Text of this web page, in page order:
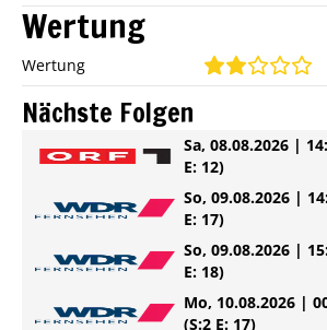
Wertung
Wertung
Nächste Folgen
Sa, 08.08.2026 |
E: 12)
So, 09.08.2026 |
E: 17)
So, 09.08.2026 |
E: 18)
Mo, 10.08.2026 |
(S:2 E: 17)